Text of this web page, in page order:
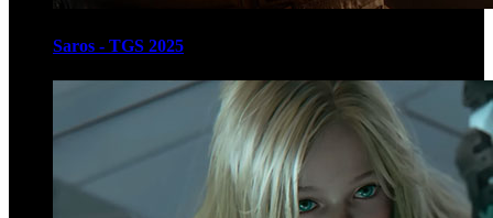
Saros - TGS 2025